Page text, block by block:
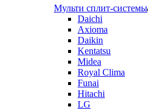
Мульти сплит-системы
Daichi
Axioma
Daikin
Kentatsu
Midea
Royal Clima
Funai
Hitachi
LG